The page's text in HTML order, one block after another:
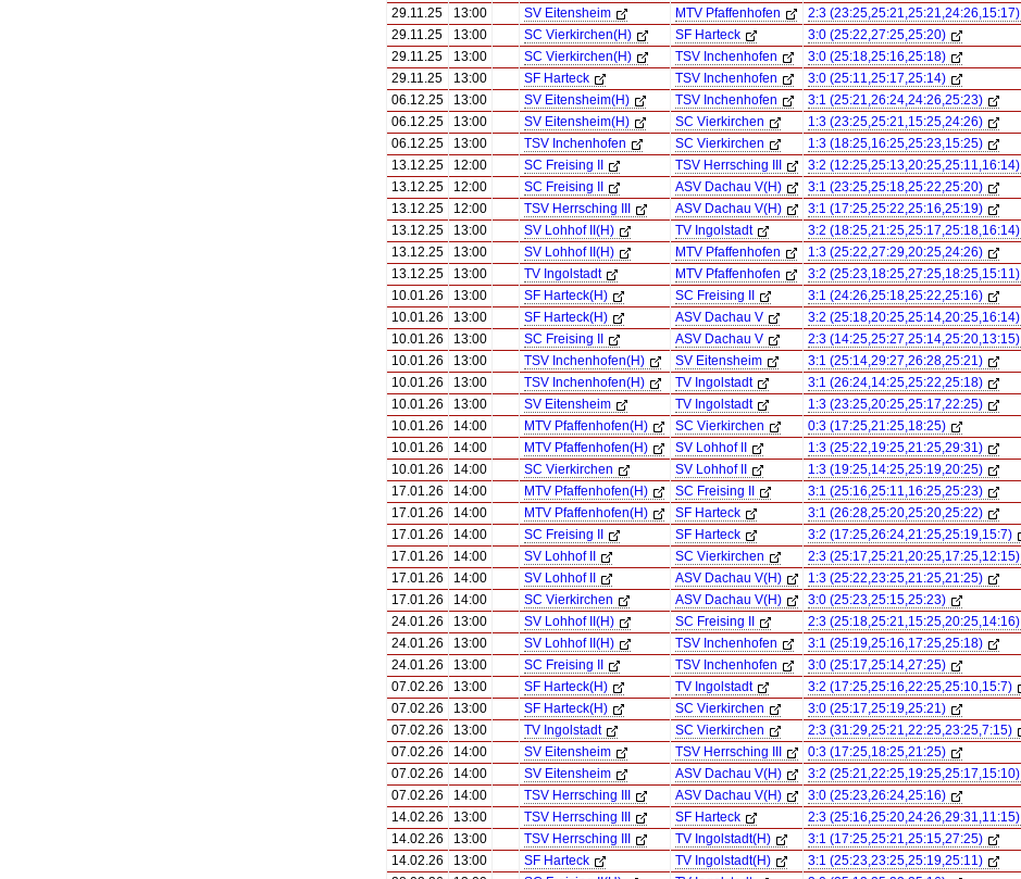
29.11.25
13:00 SV Eitensheim MTV Pfaffenhofen
2:3 (23:25,25:21,25:21,24:26,15:17)
29.11.25
13:00 SC Vierkirchen(H) SF Harteck
3:0 (25:22,27:25,25:20)
29.11.25
13:00 SC Vierkirchen(H) TSV Inchenhofen
3:0 (25:18,25:16,25:18)
29.11.25
13:00 SF Harteck TSV Inchenhofen
3:0 (25:11,25:17,25:14)
06.12.25
13:00 SV Eitensheim(H) TSV Inchenhofen
3:1 (25:21,26:24,24:26,25:23)
06.12.25
13:00 SV Eitensheim(H) SC Vierkirchen
1:3 (23:25,25:21,15:25,24:26)
06.12.25
13:00 TSV Inchenhofen SC Vierkirchen
1:3 (18:25,16:25,25:23,15:25)
13.12.25
12:00 SC Freising II TSV Herrsching III
3:2 (12:25,25:13,20:25,25:11,16:14)
13.12.25
12:00 SC Freising II ASV Dachau V(H)
3:1 (23:25,25:18,25:22,25:20)
13.12.25
12:00 TSV Herrsching III ASV Dachau V(H)
3:1 (17:25,25:22,25:16,25:19)
13.12.25
13:00 SV Lohhof II(H) TV Ingolstadt
3:2 (18:25,21:25,25:17,25:18,16:14)
13.12.25
13:00 SV Lohhof II(H) MTV Pfaffenhofen
1:3 (25:22,27:29,20:25,24:26)
13.12.25
13:00 TV Ingolstadt MTV Pfaffenhofen
3:2 (25:23,18:25,27:25,18:25,15:11)
10.01.26
13:00 SF Harteck(H) SC Freising II
3:1 (24:26,25:18,25:22,25:16)
10.01.26
13:00 SF Harteck(H) ASV Dachau V
3:2 (25:18,20:25,25:14,20:25,16:14)
10.01.26
13:00 SC Freising II ASV Dachau V
2:3 (14:25,25:27,25:14,25:20,13:15)
10.01.26
13:00 TSV Inchenhofen(H) SV Eitensheim
3:1 (25:14,29:27,26:28,25:21)
10.01.26
13:00 TSV Inchenhofen(H) TV Ingolstadt
3:1 (26:24,14:25,25:22,25:18)
10.01.26
13:00 SV Eitensheim TV Ingolstadt
1:3 (23:25,20:25,25:17,22:25)
10.01.26
14:00 MTV Pfaffenhofen(H) SC Vierkirchen
0:3 (17:25,21:25,18:25)
10.01.26
14:00 MTV Pfaffenhofen(H) SV Lohhof II
1:3 (25:22,19:25,21:25,29:31)
10.01.26
14:00 SC Vierkirchen SV Lohhof II
1:3 (19:25,14:25,25:19,20:25)
17.01.26
14:00 MTV Pfaffenhofen(H) SC Freising II
3:1 (25:16,25:11,16:25,25:23)
17.01.26
14:00 MTV Pfaffenhofen(H) SF Harteck
3:1 (26:28,25:20,25:20,25:22)
17.01.26
14:00 SC Freising II SF Harteck
3:2 (17:25,26:24,21:25,25:19,15:7)
17.01.26
14:00 SV Lohhof II SC Vierkirchen
2:3 (25:17,25:21,20:25,17:25,12:15)
17.01.26
14:00 SV Lohhof II ASV Dachau V(H)
1:3 (25:22,23:25,21:25,21:25)
17.01.26
14:00 SC Vierkirchen ASV Dachau V(H)
3:0 (25:23,25:15,25:23)
24.01.26
13:00 SV Lohhof II(H) SC Freising II
2:3 (25:18,25:21,15:25,20:25,14:16)
24.01.26
13:00 SV Lohhof II(H) TSV Inchenhofen
3:1 (25:19,25:16,17:25,25:18)
24.01.26
13:00 SC Freising II TSV Inchenhofen
3:0 (25:17,25:14,27:25)
07.02.26
13:00 SF Harteck(H) TV Ingolstadt
3:2 (17:25,25:16,22:25,25:10,15:7)
07.02.26
13:00 SF Harteck(H) SC Vierkirchen
3:0 (25:17,25:19,25:21)
07.02.26
13:00 TV Ingolstadt SC Vierkirchen
2:3 (31:29,25:21,22:25,23:25,7:15)
07.02.26
14:00 SV Eitensheim TSV Herrsching III
0:3 (17:25,18:25,21:25)
07.02.26
14:00 SV Eitensheim ASV Dachau V(H)
3:2 (25:21,22:25,19:25,25:17,15:10)
07.02.26
14:00 TSV Herrsching III ASV Dachau V(H)
3:0 (25:23,26:24,25:16)
14.02.26
13:00 TSV Herrsching III SF Harteck
2:3 (25:16,25:20,24:26,29:31,11:15)
14.02.26
13:00 TSV Herrsching III TV Ingolstadt(H)
3:1 (17:25,25:21,25:15,27:25)
14.02.26
13:00 SF Harteck TV Ingolstadt(H)
3:1 (25:23,23:25,25:19,25:11)